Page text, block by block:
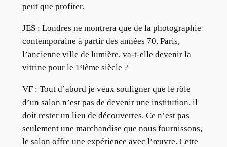
peut que profiter.
JES : Londres ne montrera que de la photographie
contemporaine à partir des années 70. Paris,
l’ancienne ville de lumière, va-t-elle devenir la
vitrine pour le 19ème siècle ?
VF : Tout d’abord je veux souligner que le rôle
d’un salon n’est pas de devenir une institution, il
doit rester un lieu de découvertes. Ce n’est pas
seulement une marchandise que nous fournissons,
le salon offre une expérience avec l’œuvre. Cette